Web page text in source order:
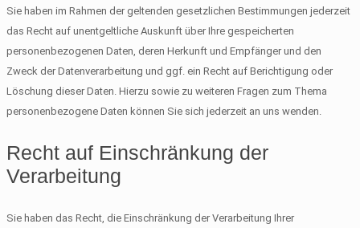
Sie haben im Rahmen der geltenden gesetzlichen Bestimmungen jederzeit
das Recht auf unentgeltliche Auskunft über Ihre gespeicherten
personenbezogenen Daten, deren Herkunft und Empfänger und den
Zweck der Datenverarbeitung und ggf. ein Recht auf Berichtigung oder
Löschung dieser Daten. Hierzu sowie zu weiteren Fragen zum Thema
personenbezogene Daten können Sie sich jederzeit an uns wenden.
Recht auf Einschränkung der
Verarbeitung
Sie haben das Recht, die Einschränkung der Verarbeitung Ihrer